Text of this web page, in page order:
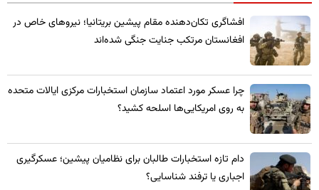
​افشاگری تکان‌دهنده مقام پیشین بریتانیا؛ نیروهای خاص در
افغانستان مرتکب جنایت جنگی شده‌اند
چرا عسکر مورد اعتماد سازمان استخبارات مرکزی ایالات متحده
به روی امریکایی‌ها اسلحه کشید؟
​دام تازه استخبارات طالبان برای نظامیان پیشین؛ عسکرگیری
اجباری یا ترفند شناسایی؟